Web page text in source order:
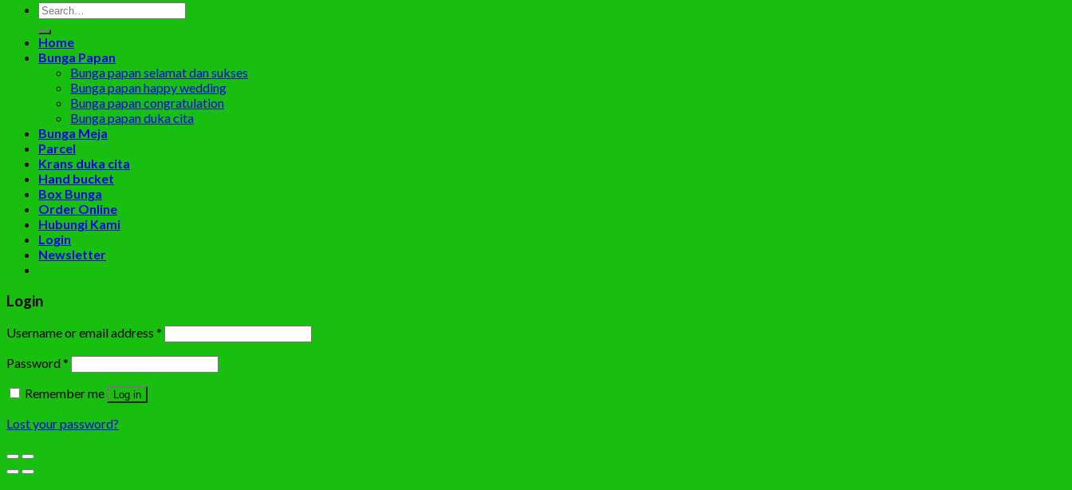
Search
for:
Home
Bunga Papan
Bunga papan selamat dan sukses
Bunga papan happy wedding
Bunga papan congratulation
Bunga papan duka cita
Bunga Meja
Parcel
Krans duka cita
Hand bucket
Box Bunga
Order Online
Hubungi Kami
Login
Newsletter
Login
Username or email address *
Password*
Remember me
Log in
Lost your password?